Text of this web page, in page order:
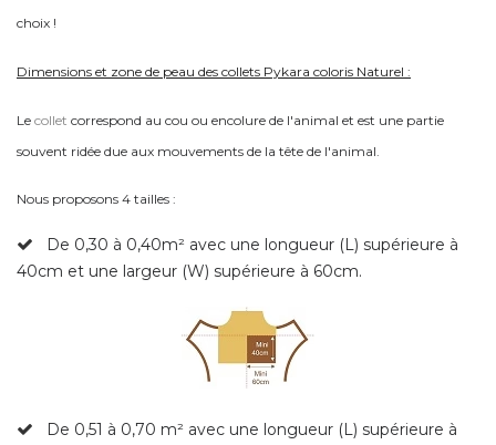
choix !
Dimensions et zone de peau des collets Pykara coloris Naturel :
Le collet correspond au cou ou encolure de l'animal et est une partie
souvent ridée due aux mouvements de la tête de l'animal.
Nous proposons 4 tailles :
De 0,30 à 0,40m² avec une longueur (L) supérieure à
40cm et une largeur (W) supérieure à 60cm.
De 0,51 à 0,70 m² avec une longueur (L) supérieure à